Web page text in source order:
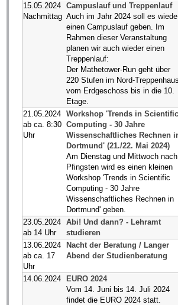
15.05.2024
Nachmittag
Campuslauf und Treppenlauf
Auch im Jahr 2024 soll es
einen Campuslauf geben. Im
Rahmen dieser Veranstaltung
planen wir auch wieder einen
Treppenlauf:
Der Mathetower-Run geht über
220 Stufen im Nord-Treppenhaus,
vom Erdgeschoss bis in die 10.
Etage.
21.05.2024
ab ca. 8:30
Uhr
Workshop 'Trends in Scientific
Computing - 30 Jahre
Wissenschaftliches Rechnen
Dortmund' (21./22. Mai 2024)
Am Dienstag und Mittwoch nach
Pfingsten wird es einen kleinen
Workshop 'Trends in Scientific
Computing - 30 Jahre
Wissenschaftliches Rechnen in
Dortmund' geben.
23.05.2024
ab 14 Uhr
Abi! Und dann? - Lehramt
studieren
13.06.2024
ab ca. 17
Uhr
Nacht der Beratung / Langer
Abend der Studienberatung
14.06.2024
EURO 2024
Vom 14. Juni bis 14. Juli 2024
findet die EURO 2024 statt.